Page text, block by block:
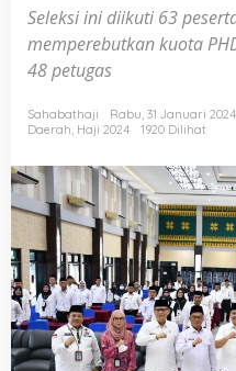
Seleksi ini diikuti 63
memperebutkan kuota
48 petugas
Sahabathaji
Rabu, 31 Januari 2024
Daerah, Haji 2024 1920 Dilihat